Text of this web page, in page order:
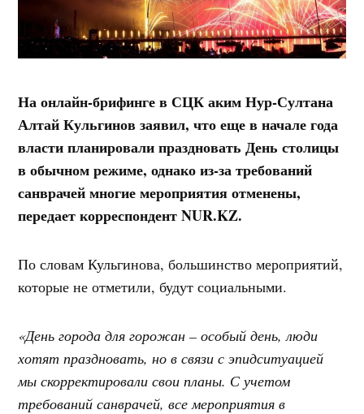
На онлайн-брифинге в СЦК аким Нур-Султана
Алтай Кульгинов заявил, что еще в начале года
власти планировали праздновать День столицы
в обычном режиме, однако из-за требований
санврачей многие мероприятия отменены,
передает корреспондент NUR.KZ.
По словам Кульгинова, большинство мероприятий,
которые не отметили, будут социальными.
«День города для горожан – особый день, люди
хотят праздновать, но в связи с эпидситуацией
мы скорректировали свои планы. С учетом
требований санврачей, все мероприятия в